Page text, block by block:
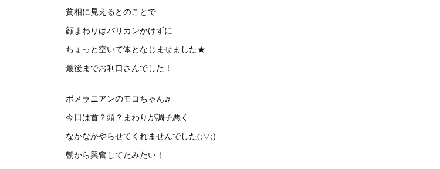
貧相に見えるとのことで
顔まわりはバリカンかけずに
ちょっと空いて体となじませました★
最後までお利口さんでした！
ポメラニアンのモコちゃん♬
今日は首？頭？まわりが調子悪く
なかなかやらせてくれませんでした(;▽;)
朝から興奮してたみたい！